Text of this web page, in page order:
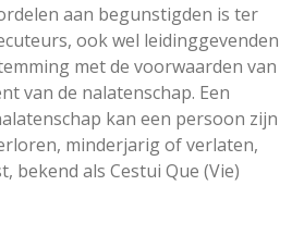
aan begunstigden is ter
ook wel leidinggevenden
met de voorwaarden van
van de nalatenschap. Een
kan een persoon zijn
minderjarig of verlaten,
bekend als Cestui Que (Vie)